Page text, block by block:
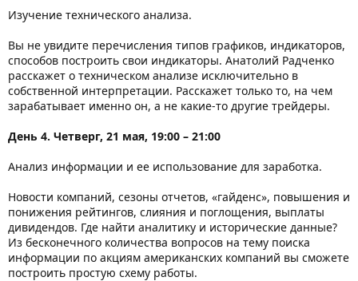
Изучение технического анализа.
Вы не увидите перечисления типов графиков, индикаторов,
способов построить свои индикаторы. Анатолий Радченко
расскажет о техническом анализе исключительно в
собственной интерпретации. Расскажет только то, на чем
зарабатывает именно он, а не какие-то другие трейдеры.
День 4. Четверг, 21 мая, 19:00 – 21:00
Анализ информации и ее использование для заработка.
Новости компаний, сезоны отчетов, «гайденс», повышения и
понижения рейтингов, слияния и поглощения, выплаты
дивидендов. Где найти аналитику и исторические данные?
Из бесконечного количества вопросов на тему поиска
информации по акциям американских компаний вы сможете
построить простую схему работы.